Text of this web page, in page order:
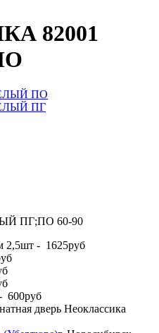
82001
ПГ;ПО 60-90
2,5шт - 1625руб
600руб
дверь Неоклассика